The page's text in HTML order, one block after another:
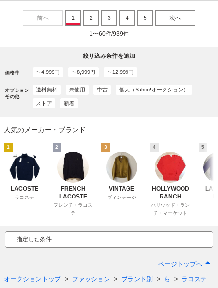
前へ 1 2 3 4 5 次へ
1〜60件/939件
絞り込み条件を追加
価格帯 〜4,999円 〜8,999円 〜12,999円
オプション
その他
送料無料 未使用 中古 個人（Yahoo!オークション）
ストア 新着
人気のメーカー・ブランド
1
LACOSTE
ラコステ
2
FRENCH
LACOSTE
フレンチ・ラコス
テ
3
VINTAGE
ヴィンテージ
4
HOLLYWOOD
RANCH
MARKET
ハリウッド・ラン
チ・マーケット
5
指定した条件
ページトップへ
オークショントップ ファッション ブランド別 ら ラコステ